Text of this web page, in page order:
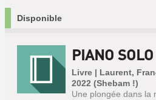
Disponible
PIANO SOLO
Livre | Laurent,
2022 (Shebam !)
Une plongée dans la